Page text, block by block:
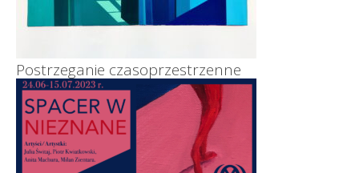
Postrzeganie czasoprzestrzenne